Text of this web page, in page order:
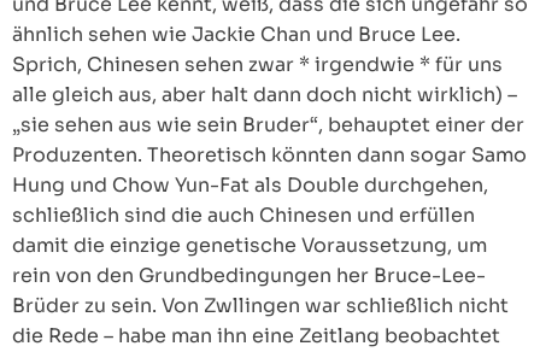
ähnlich sehen wie Jackie Chan und Bruce Lee.
Sprich, Chinesen sehen zwar * irgendwie * für uns
alle gleich aus, aber halt dann doch nicht wirklich) –
„sie sehen aus wie sein Bruder“, behauptet einer der
Produzenten. Theoretisch könnten dann sogar Samo
Hung und Chow Yun-Fat als Double durchgehen,
schließlich sind die auch Chinesen und erfüllen
damit die einzige genetische Voraussetzung, um
rein von den Grundbedingungen her Bruce-Lee-
Brüder zu sein. Von Zwllingen war schließlich nicht
die Rede – habe man ihn eine Zeitlang beobachtet